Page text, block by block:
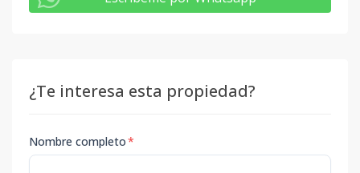
¿Te interesa esta propiedad?
Nombre completo*